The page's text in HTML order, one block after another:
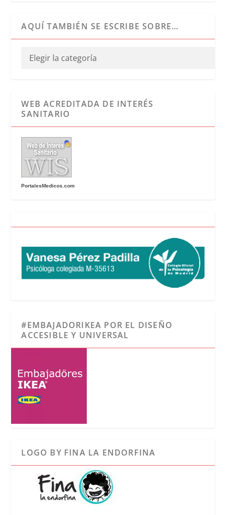
AQUÍ TAMBIÉN SE ESCRIBE SOBRE…
WEB ACREDITADA DE INTERÉS
SANITARIO
PortalesMedicos.com
#EMBAJADORIKEA POR EL DISEÑO
ACCESIBLE Y UNIVERSAL
LOGO BY FINA LA ENDORFINA